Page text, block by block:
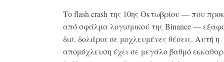
Το flash crash της 10ης Οκτωβρίου — που
από σφάλμα λογισμικού της Binance —
δισ. δολάρια σε μοχλευμένες θέσεις. Αυτή η
απομόχλευση έχει σε μεγάλο βαθμό